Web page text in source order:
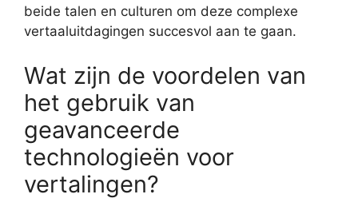
beide talen en culturen om deze complexe
vertaaluitdagingen succesvol aan te gaan.
Wat zijn de voordelen van
het gebruik van
geavanceerde
technologieën voor
vertalingen?